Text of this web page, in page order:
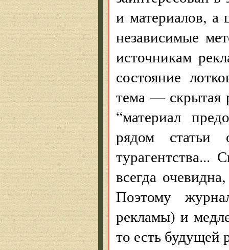
и материалов,
независимые
источникам
состояние
тема — скрытая
“материал
рядом
турагентства...
всегда
Поэтому
рекламы) и
то есть будущей